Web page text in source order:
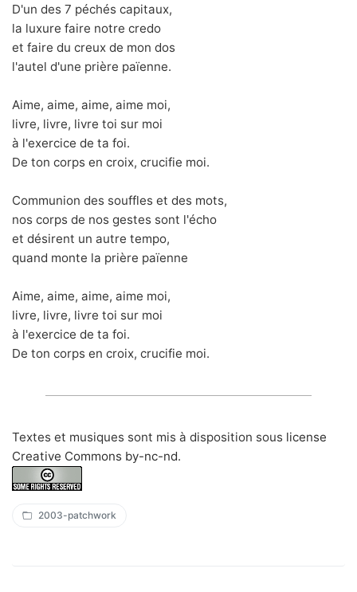
D'un des 7 péchés capitaux,
la luxure faire notre credo
et faire du creux de mon dos
l'autel d'une prière païenne.
Aime, aime, aime, aime moi,
livre, livre, livre toi sur moi
à l'exercice de ta foi.
De ton corps en croix, crucifie moi.
Communion des souffles et des mots,
nos corps de nos gestes sont l'écho
et désirent un autre tempo,
quand monte la prière païenne
Aime, aime, aime, aime moi,
livre, livre, livre toi sur moi
à l'exercice de ta foi.
De ton corps en croix, crucifie moi.
Textes et musiques sont mis à disposition sous license
Creative Commons by-nc-nd.
2003-patchwork